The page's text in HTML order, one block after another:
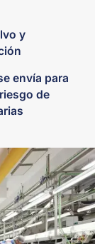
y
envía para
de